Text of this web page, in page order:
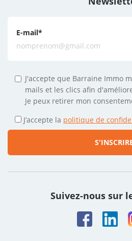
E-mail*
J'accepte que Barraine Immo
mails et les clics afin
Je peux retirer mon
J’accepte la politique de
Suivez-nous sur